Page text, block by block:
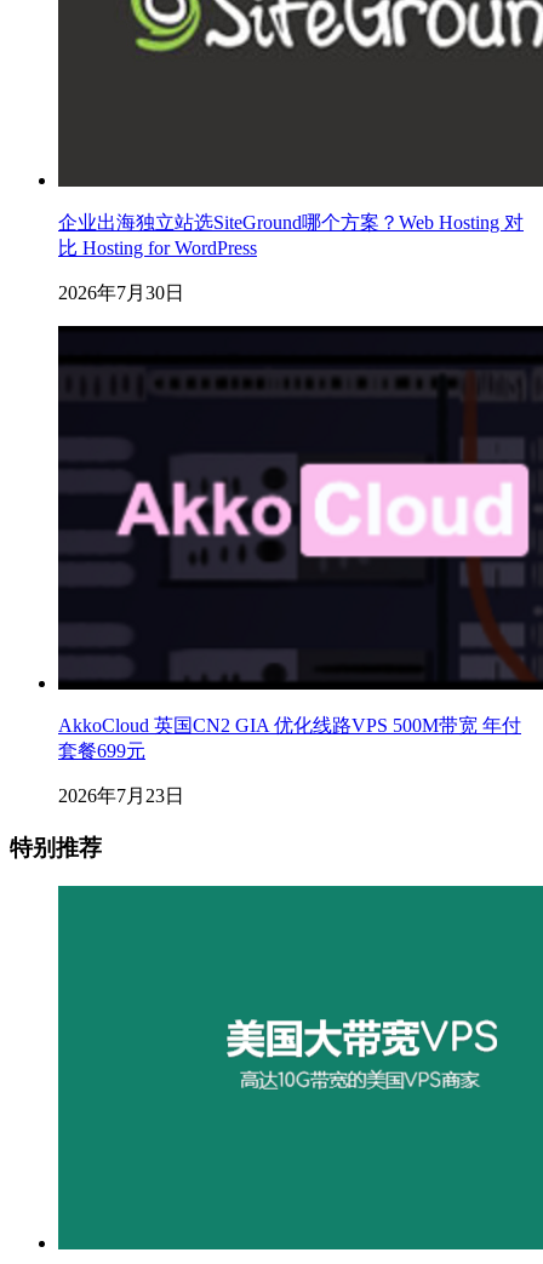
企业出海独立站选SiteGround哪个方案？Web Hosting 对
比 Hosting for WordPress
2026年7月30日
AkkoCloud 英国CN2 GIA 优化线路VPS 500M带宽 年付
套餐699元
2026年7月23日
特别推荐